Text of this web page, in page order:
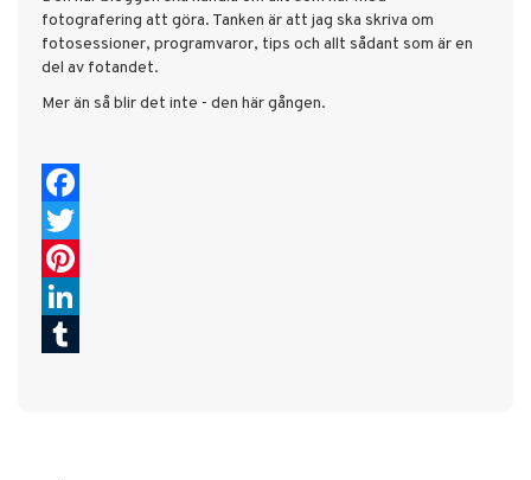
fotografering att göra. Tanken är att jag ska skriva om
fotosessioner, programvaror, tips och allt sådant som är en
del av fotandet.
Mer än så blir det inte - den här gången.
Facebook
Twitter
Pinterest
LinkedIn